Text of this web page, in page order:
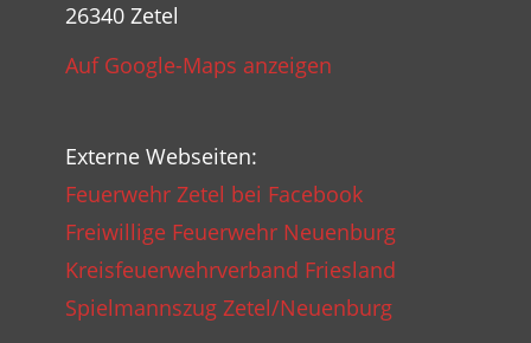
26340 Zetel
Auf Google-Maps anzeigen
Externe Webseiten:
Feuerwehr Zetel bei Facebook
Freiwillige Feuerwehr Neuenburg
Kreisfeuerwehrverband Friesland
Spielmannszug Zetel/Neuenburg